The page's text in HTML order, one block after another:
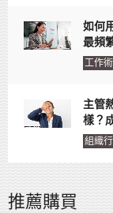
如何
最頻
工作術
主管
樣？
組織
推薦購買